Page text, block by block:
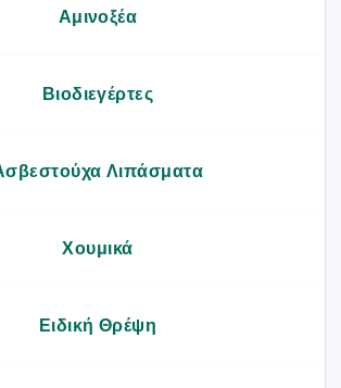
Αμινοξέα
Βιοδιεγέρτες
Λιπάσματα
Χουμικά
Ειδική Θρέψη